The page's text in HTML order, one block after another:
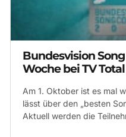
Bundesvision
Woche bei TV Total
Am 1. Oktober ist es mal
lässt über den „besten
Aktuell werden die